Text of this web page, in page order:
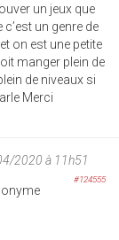
un jeux que
un genre de
on est une petite
manger plein de
de niveaux si
Merci
2020 à 11h51
#124555